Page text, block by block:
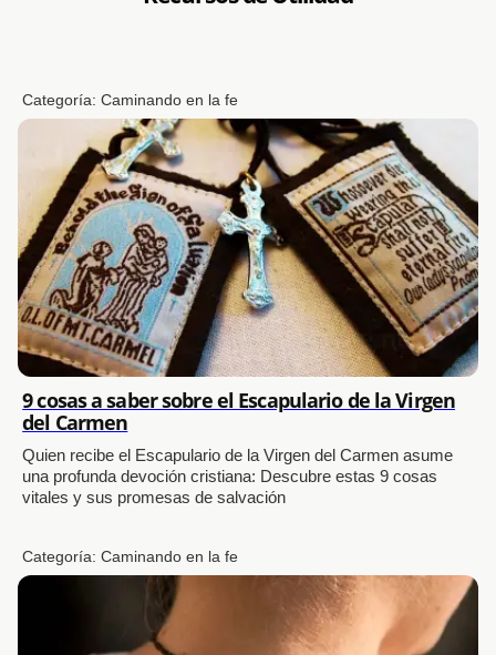
Categoría:Caminando en la fe
9 cosas a saber sobre el Escapulario de la Virgen
del Carmen
Quien recibe el Escapulario de la Virgen del Carmen asume
una profunda devoción cristiana: Descubre estas 9 cosas
vitales y sus promesas de salvación
Categoría:Caminando en la fe